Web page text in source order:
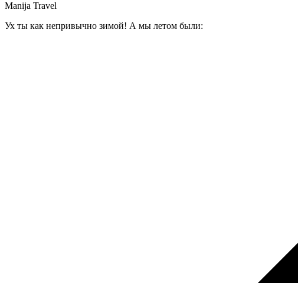
Manija Travel
Ух ты как непривычно зимой! А мы летом были: